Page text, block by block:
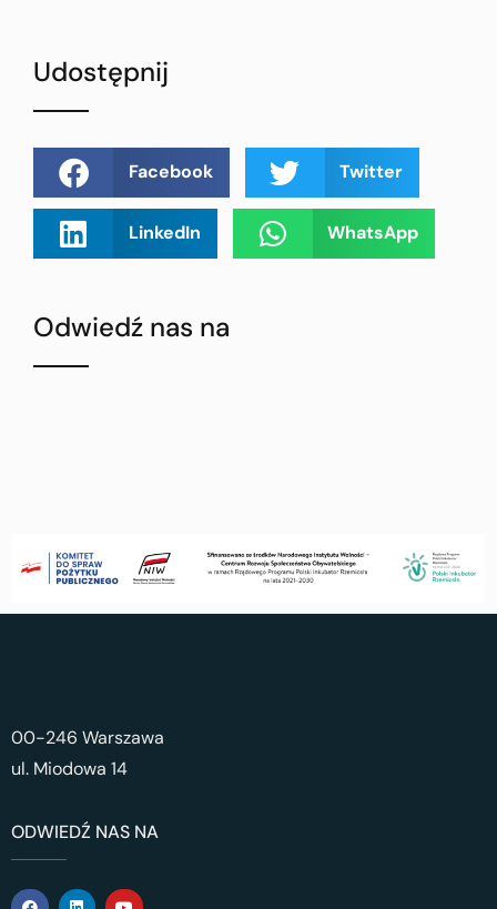
Udostępnij
Facebook Twitter
LinkedIn WhatsApp
Odwiedź nas na
00-246 Warszawa
ul. Miodowa 14
ODWIEDŹ NAS NA